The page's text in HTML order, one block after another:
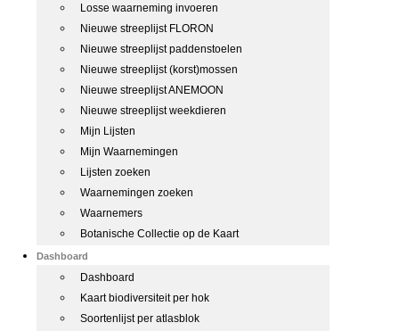
Losse waarneming invoeren
Nieuwe streeplijst FLORON
Nieuwe streeplijst paddenstoelen
Nieuwe streeplijst (korst)mossen
Nieuwe streeplijst ANEMOON
Nieuwe streeplijst weekdieren
Mijn Lijsten
Mijn Waarnemingen
Lijsten zoeken
Waarnemingen zoeken
Waarnemers
Botanische Collectie op de Kaart
Dashboard
Dashboard
Kaart biodiversiteit per hok
Soortenlijst per atlasblok